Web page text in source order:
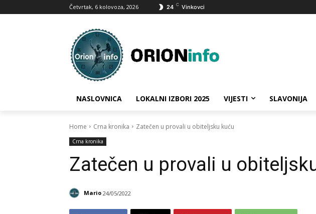
Četvrtak, 6 kolovoza, 2026 24 C Vinkovci
NASLOVNICA LOKALNI IZBORI 2025 VIJESTI SLAVONIJA
Home Crna kronika Zatečen u provali u obiteljsku kuću
Crna kronika
Zatečen u provali u
Mario 24/05/2022